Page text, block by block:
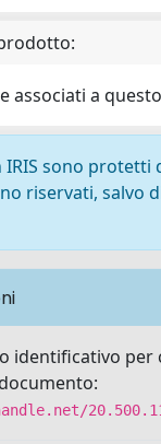
associati a
sono protetti
riservati, salvo
identificativo per